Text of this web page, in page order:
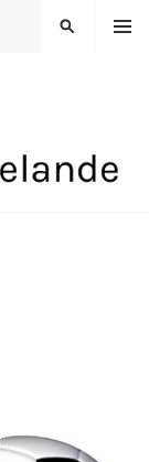
MENU
ZOEKEN